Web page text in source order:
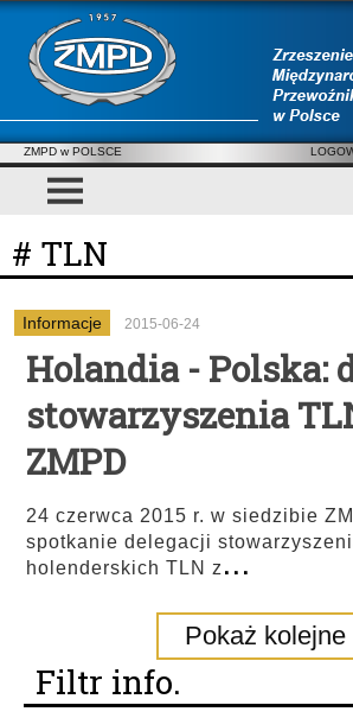
ZMPD w POLSCE
# TLN
Informacje 2015-06-24
Holandia - Polska:
stowarzyszenia
ZMPD
24 czerwca 2015 r. w siedzibie
spotkanie delegacji
holenderskich TLN z...
Pokaż kolejne
Filtr info.